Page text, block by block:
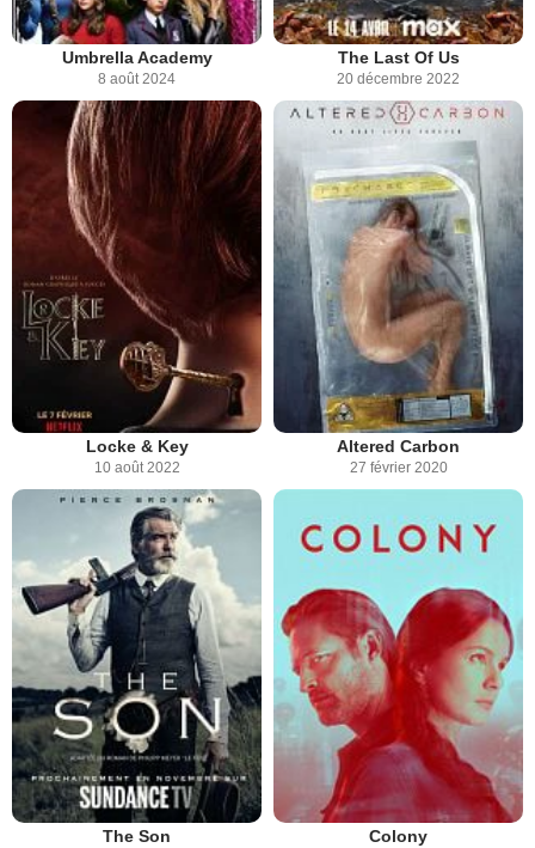
Umbrella Academy
8 août 2024
The Last Of Us
20 décembre 2022
Locke & Key
10 août 2022
Altered Carbon
27 février 2020
The Son Colony